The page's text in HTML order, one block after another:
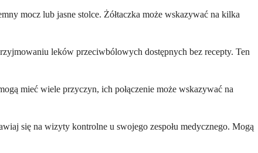
mocz lub jasne stolce. Żółtaczka może wskazywać na kilka
leków przeciwbólowych dostępnych bez recepty. Ten
mieć wiele przyczyn, ich połączenie może wskazywać na
się na wizyty kontrolne u swojego zespołu medycznego. Mogą